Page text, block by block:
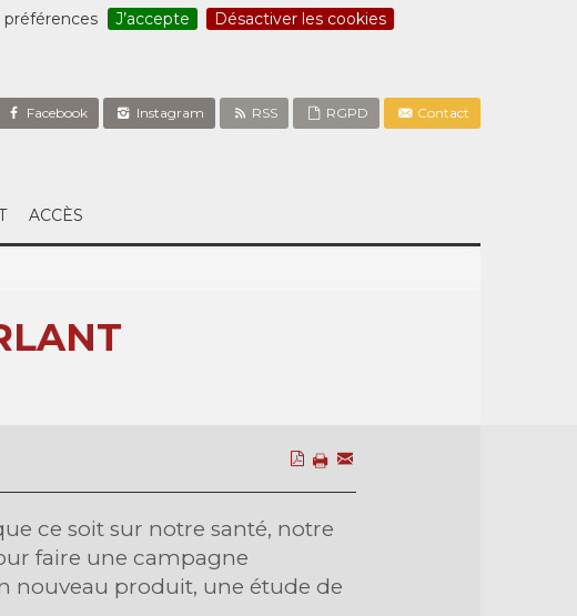
préférences J’accepte Désactiver les cookies
Facebook Instagram RSS RGPD Contact
ACCÈS
ce soit sur notre santé, notre
faire une campagne
nouveau produit, une étude de